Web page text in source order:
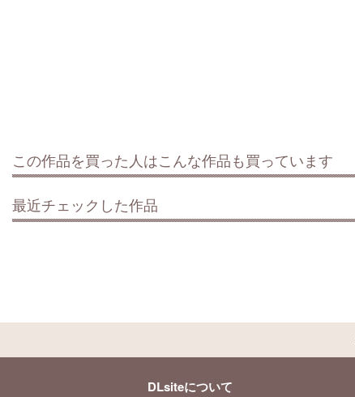
この作品を買った人はこんな作品も買っています
最近チェックした作品
DLsiteについて